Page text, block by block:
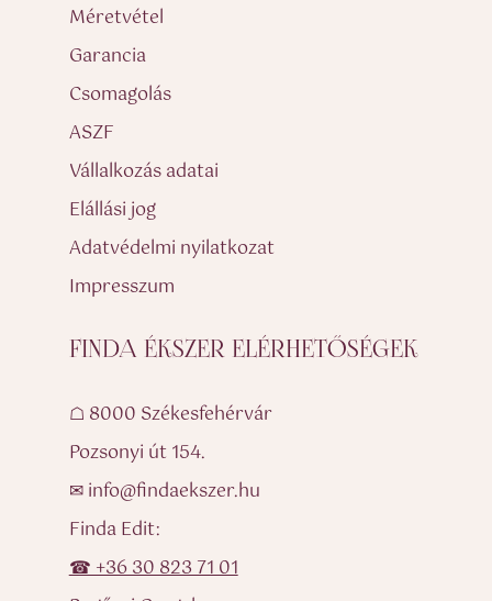
Méretvétel
Garancia
Csomagolás
ASZF
Vállalkozás adatai
Elállási jog
Adatvédelmi nyilatkozat
Impresszum
FINDA ÉKSZER ELÉRHETŐSÉGEK
☖ 8000 Székesfehérvár
Pozsonyi út 154.
✉ info@findaekszer.hu
Finda Edit:
☎ +36 30 823 71 01